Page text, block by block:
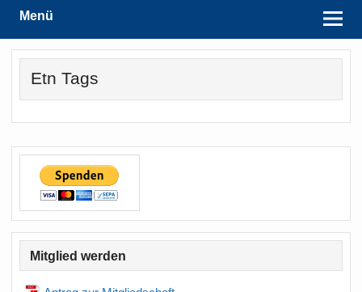
Menü
Etn Tags
Mitglied werden